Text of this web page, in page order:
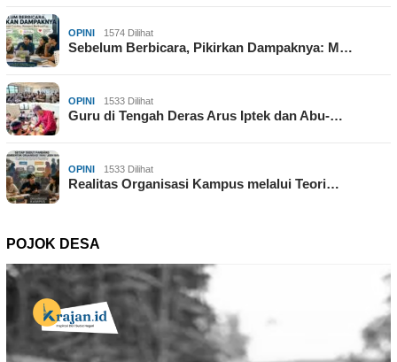
OPINI 1574 Dilihat
Sebelum Berbicara, Pikirkan Dampaknya: M…
OPINI 1533 Dilihat
Guru di Tengah Deras Arus Iptek dan Abu-…
OPINI 1533 Dilihat
Realitas Organisasi Kampus melalui Teori…
POJOK DESA